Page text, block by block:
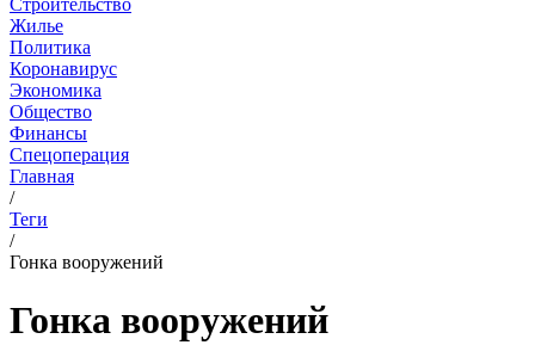
Строительство
Жилье
Политика
Коронавирус
Экономика
Общество
Финансы
Спецоперация
Главная
/
Теги
/
Гонка вооружений
Гонка вооружений